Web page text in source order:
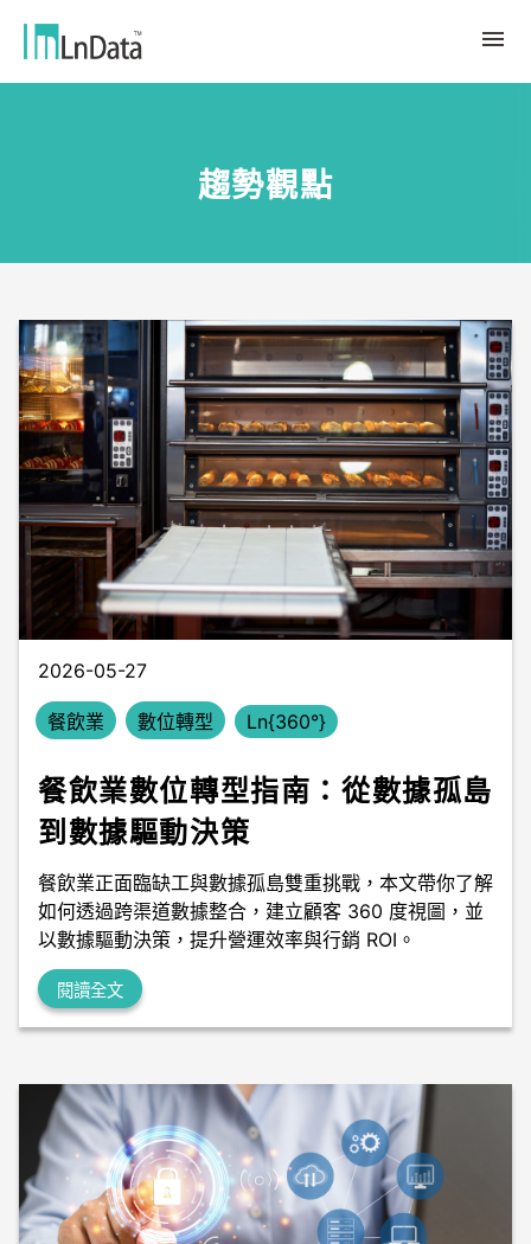
合作夥伴
Ln{CARBON}
數據行銷
數據市集
Ln{360°}
Insighta{360°}
BLS
數據中台
數據無塵室
趨勢觀點
應用案例
產業報告與白皮書
活動＆研討會
繁體中文
English
Tiếng Việt
趨勢觀點
2026-05-27
餐飲業 數位轉型 Ln{360°}
餐飲業數位轉型指南：從數據孤島
到數據驅動決策
餐飲業正面臨缺工與數據孤島雙重挑戰，本文帶你了解
如何透過跨渠道數據整合，建立顧客 360 度視圖，並
以數據驅動決策，提升營運效率與行銷 ROI。
閱讀全文